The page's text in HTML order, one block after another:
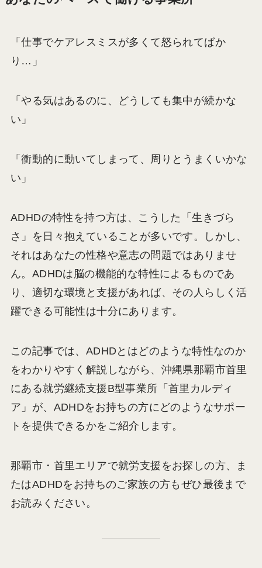
「仕事でケアレスミスが多くて怒られてばか
り…」
「やる気はあるのに、どうしても集中が続かな
い」
「衝動的に動いてしまって、周りとうまくいかな
い」
ADHDの特性を持つ方は、こうした「生きづら
さ」を日々抱えていることが多いです。しかし、
それはあなたの性格や意志の問題ではありませ
ん。ADHDは脳の機能的な特性によるものであ
り、適切な環境と支援があれば、その人らしく活
躍できる可能性は十分にあります。
この記事では、ADHDとはどのような特性なのか
をわかりやすく解説しながら、沖縄県那覇市首里
にある就労継続支援B型事業所「首里カルディ
ア」が、ADHDをお持ちの方にどのようなサポー
トを提供できるかをご紹介します。
那覇市・首里エリアで就労支援をお探しの方、ま
たはADHDをお持ちのご家族の方もぜひ最後まで
お読みください。